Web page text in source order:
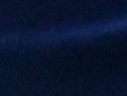
Somos una
centrada en la